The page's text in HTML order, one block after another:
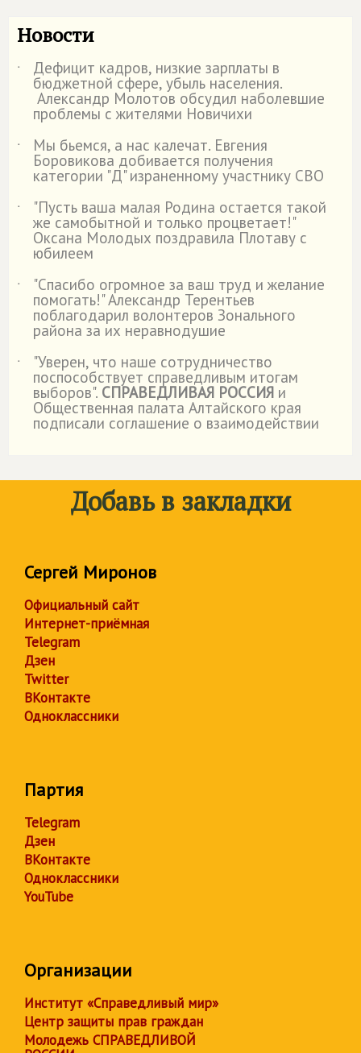
Новости
˙ Дефицит кадров, низкие зарплаты в
бюджетной сфере, убыль населения.
Александр Молотов обсудил наболевшие
проблемы с жителями Новичихи
˙
Мы бьемся, а нас калечат. Евгения
Боровикова добивается получения
категории "Д" израненному участнику СВО
˙
"Пусть ваша малая Родина остается такой
же самобытной и только процветает!"
Оксана Молодых поздравила Плотаву с
юбилеем
˙
"Спасибо огромное за ваш труд и желание
помогать!" Александр Терентьев
поблагодарил волонтеров Зонального
района за их неравнодушие
˙
"Уверен, что наше сотрудничество
поспособствует справедливым итогам
выборов". СПРАВЕДЛИВАЯ РОССИЯ и
Общественная палата Алтайского края
подписали соглашение о взаимодействии
Добавь в закладки
Сергей Миронов
Официальный сайт
Интернет-приёмная
Telegram
Дзен
Twitter
ВКонтакте
Одноклассники
Партия
Telegram
Дзен
ВКонтакте
Одноклассники
YouTube
Организации
Институт «Справедливый мир»
Центр защиты прав граждан
Молодежь СПРАВЕДЛИВОЙ